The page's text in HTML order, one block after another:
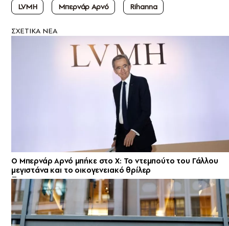
LVMH
Μπερνάρ Αρνό Rihanna
ΣXETIKA NEA
Ο Μπερνάρ Αρνό μπήκε στο X: Το ντεμπούτο του Γάλλου
μεγιστάνα και το οικογενειακό θρίλερ